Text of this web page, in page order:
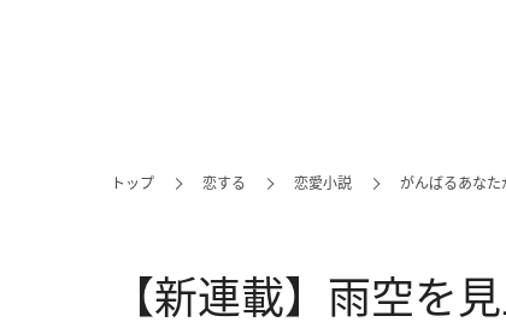
トップ 恋する 恋愛小説 がんばるあなた
【新連載】雨空を